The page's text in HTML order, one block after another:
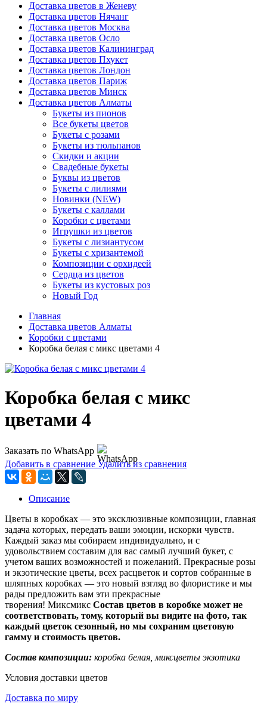
Доставка цветов в Женеву
Доставка цветов Нячанг
Доставка цветов Москва
Доставка цветов Осло
Доставка цветов Калининград
Доставка цветов Пхукет
Доставка цветов Лондон
Доставка цветов Париж
Доставка цветов Минск
Доставка цветов Алматы
Букеты из пионов
Все букеты цветов
Букеты с розами
Букеты из тюльпанов
Скидки и акции
Свадебные букеты
Буквы из цветов
Букеты с лилиями
Новинки (NEW)
Букеты с каллами
Коробки с цветами
Игрушки из цветов
Букеты с лизиантусом
Букеты с хризантемой
Композиции с орхидеей
Сердца из цветов
Букеты из кустовых роз
Новый Год
Главная
Доставка цветов Алматы
Коробки с цветами
Коробка белая с микс цветами 4
Коробка белая с микс
цветами 4
Заказать по WhatsApp
Добавить в сравнение Удалить из сравнения
Описание
Цветы в коробках ― это эксклюзивные композиции, главная
задача которых, передать ваши эмоции, искорки чувств.
Каждый заказ мы собираем индивидуально, и с
удовольствием составим для вас самый лучший букет, с
учетом ваших возможностей и пожеланий. Прекрасные розы
и экзотические цветы, всех расцветок и сортов собранные в
шляпных коробках ― это новый взгляд во флористике и мы
рады предложить вам эти прекрасные
творения! Миксмикс Состав цветов в коробке может не
соответствовать, тому, который вы видите на фото, так
каждый цветок сезонный, но мы сохраним цветовую
гамму и стоимость цветов.
Состав композиции: коробка белая, миксцветы экзотика
Условия доставки цветов
Доставка по миру